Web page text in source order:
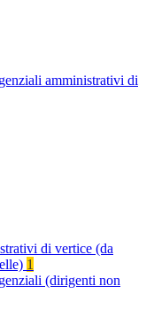
amministrativi di
di vertice (da
1
(dirigenti non